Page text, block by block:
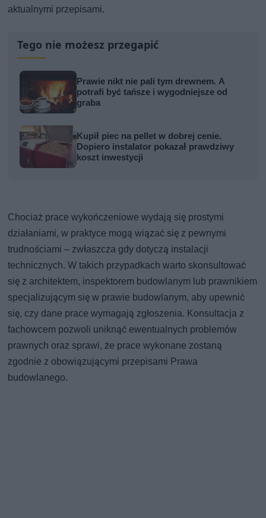
aktualnymi przepisami.
Tego nie możesz przegapić
Prawie nikt nie pali tym drewnem. A
potrafi być tańsze i wygodniejsze od
graba
Kupił piec na pellet w dobrej cenie.
Dopiero instalator pokazał prawdziwy
koszt inwestycji
Chociaż prace wykończeniowe wydają się prostymi
działaniami, w praktyce mogą wiązać się z pewnymi
trudnościami – zwłaszcza gdy dotyczą instalacji
technicznych. W takich przypadkach warto skonsultować
się z architektem, inspektorem budowlanym lub prawnikiem
specjalizującym się w prawie budowlanym, aby upewnić
się, czy dane prace wymagają zgłoszenia. Konsultacja z
fachowcem pozwoli uniknąć ewentualnych problemów
prawnych oraz sprawi, że prace wykonane zostaną
zgodnie z obowiązującymi przepisami Prawa
budowlanego.